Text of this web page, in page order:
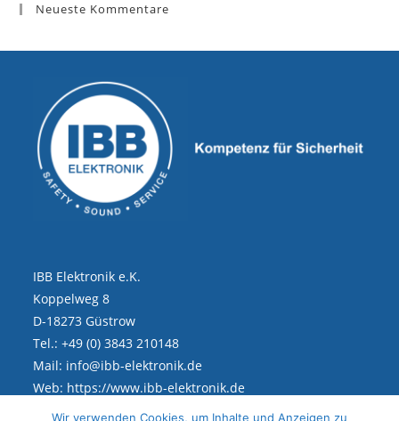
Neueste Kommentare
IBB Elektronik e.K.
Koppelweg 8
D-18273 Güstrow
Tel.: +49 (0) 3843 210148
Mail: info@ibb-elektronik.de
Web: https://www.ibb-elektronik.de
Wir verwenden Cookies, um Inhalte und Anzeigen zu